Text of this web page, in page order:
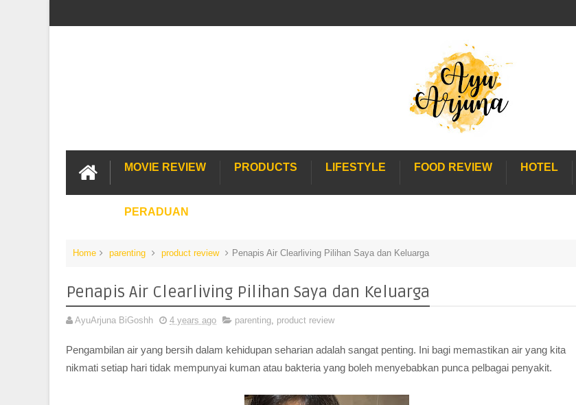
MOVIE REVIEW PRODUCTS LIFESTYLE FOOD REVIEW HOTEL
PERADUAN
Home parenting product review Penapis Air Clearliving Pilihan Saya dan Keluarga
Penapis Air Clearliving Pilihan Saya dan Keluarga
AyuArjuna BiGoshh 4 years ago parenting, product review
Pengambilan air yang bersih dalam kehidupan seharian adalah sangat penting. Ini bagi memastikan air yang kita
nikmati setiap hari tidak mempunyai kuman atau bakteria yang boleh menyebabkan punca pelbagai penyakit.